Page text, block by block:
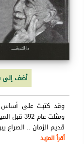
أضف إلى
وقد كتبت على أساس
ومثلت عام
قديم الزمان .. الصراع
أقرأ المزيد